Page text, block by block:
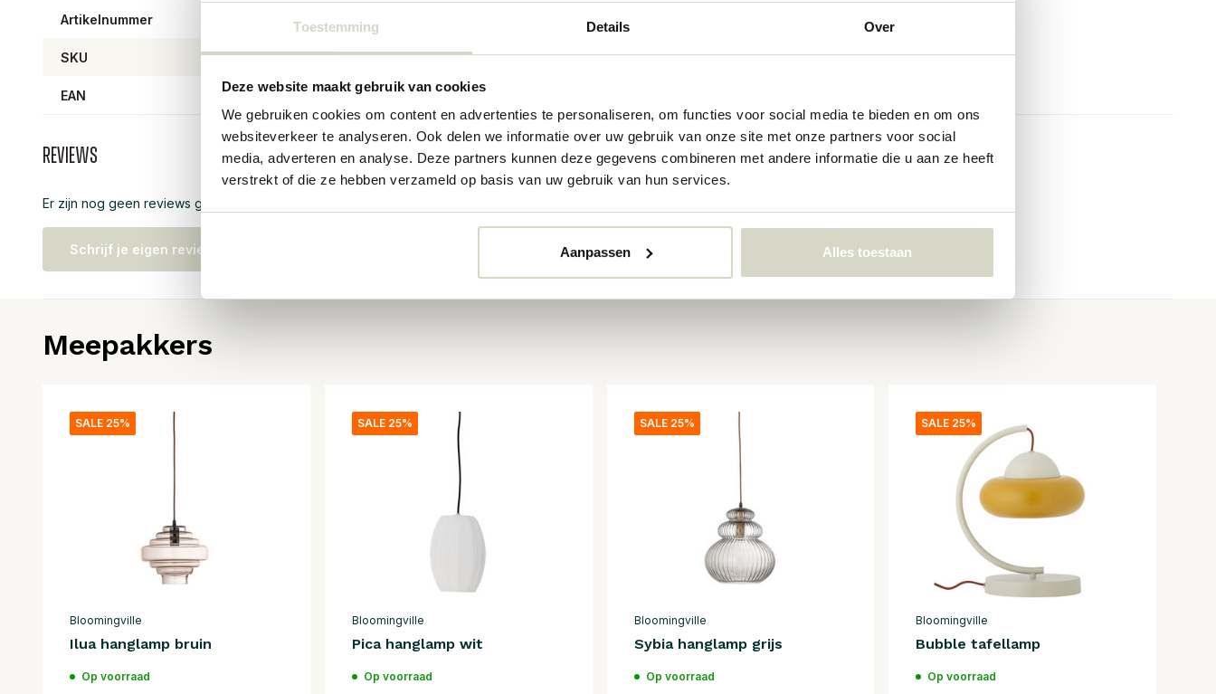
Toestemming Details Over
Deze website maakt gebruik van cookies
We gebruiken cookies om content en advertenties te personaliseren, om functies voor social media te bieden en om ons
websiteverkeer te analyseren. Ook delen we informatie over uw gebruik van onze site met onze partners voor social
media, adverteren en analyse. Deze partners kunnen deze gegevens combineren met andere informatie die u aan ze heeft
verstrekt of die ze hebben verzameld op basis van uw gebruik van hun services.
Aanpassen Alles toestaan
Artikelnummer
SKU 82068677
EAN 5711173350483
Reviews
Er zijn nog geen reviews geschreven over dit product..
Schrijf je eigen review
Meepakkers
SALE 25%
Bloomingville
Ilua hanglamp bruin
Op voorraad
SALE 25%
Bloomingville
Pica hanglamp wit
Op voorraad
SALE 25%
Bloomingville
Sybia hanglamp grijs
Op voorraad
SALE 25%
Bloomingville
Bubble tafellamp
Op voorraad